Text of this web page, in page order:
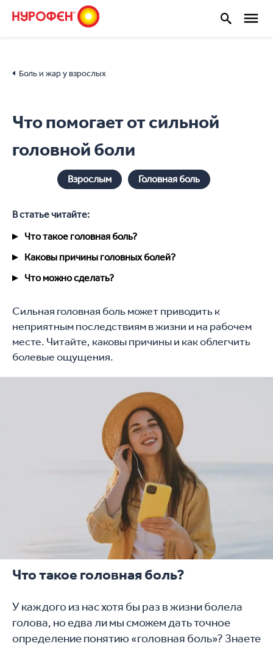
Боль и жар у взрослых
Что помогает от сильной
головной боли
Взрослым Головная боль
В статье читайте:
Что такое головная боль?
Каковы причины головных болей?
Что можно сделать?
Сильная головная боль может приводить к
неприятным последствиям в жизни и на рабочем
месте. Читайте, каковы причины и как облегчить
болевые ощущения.
Что такое головная боль?
У каждого из нас хотя бы раз в жизни болела
голова, но едва ли мы сможем дать точное
определение понятию «головная боль»? Знаете